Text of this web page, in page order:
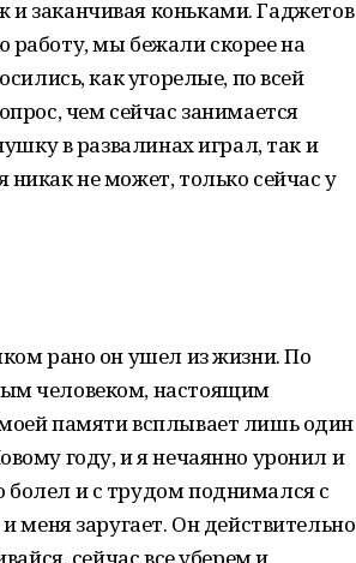
заканчивая коньками. Гаджетов
мы бежали скорее на
как угорелые, по всей
чем сейчас занимается
в развалинах играл, так и
никак не может, только сейчас у
рано он ушел из жизни. По
человеком, настоящим
памяти всплывает лишь один
году, и я нечаянно уронил и
и с трудом поднимался с
меня заругает. Он действительно